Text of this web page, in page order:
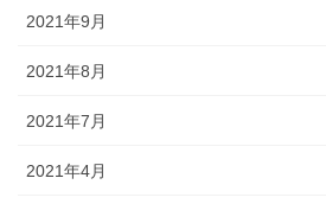
2021年9月
2021年8月
2021年7月
2021年4月